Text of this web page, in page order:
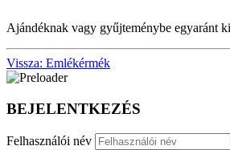
Ajándéknak vagy gyűjteménybe egyaránt
Vissza: Emlékérmék
BEJELENTKEZÉS
Felhasználói név